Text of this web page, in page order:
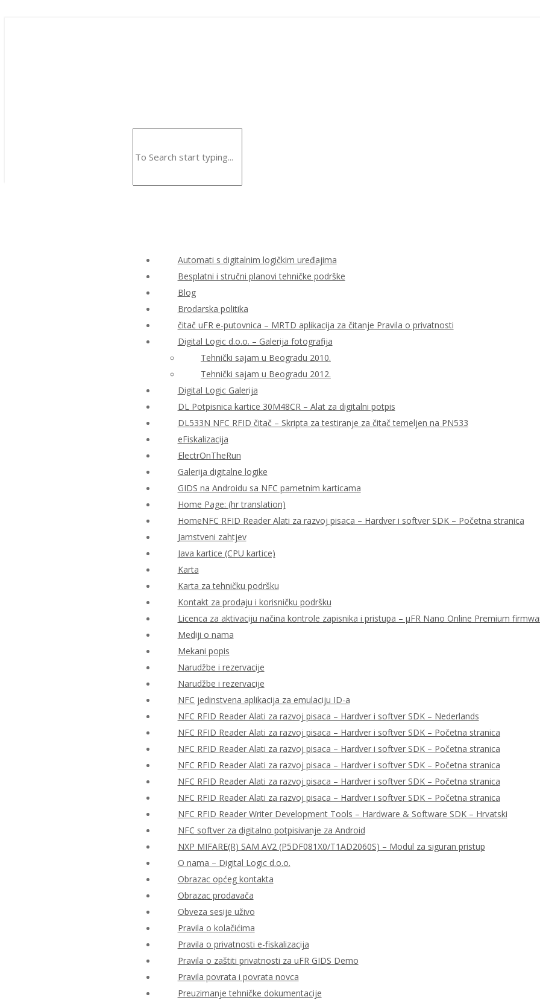
Automati s digitalnim logičkim uređajima
Besplatni i stručni planovi tehničke podrške
Blog
Brodarska politika
čitač uFR e-putovnica – MRTD aplikacija za čitanje Pravila o privatnosti
Digital Logic d.o.o. – Galerija fotografija
Tehnički sajam u Beogradu 2010.
Tehnički sajam u Beogradu 2012.
Digital Logic Galerija
DL Potpisnica kartice 30M48CR – Alat za digitalni potpis
DL533N NFC RFID čitač – Skripta za testiranje za čitač temeljen na PN533
eFiskalizacija
ElectrOnTheRun
Galerija digitalne logike
GIDS na Androidu sa NFC pametnim karticama
Home Page: (hr translation)
HomeNFC RFID Reader Alati za razvoj pisaca – Hardver i softver SDK – Početna stranica
Jamstveni zahtjev
Java kartice (CPU kartice)
Karta
Karta za tehničku podršku
Kontakt za prodaju i korisničku podršku
Licenca za aktivaciju načina kontrole zapisnika i pristupa – μFR Nano Online Premium
Mediji o nama
Mekani popis
Narudžbe i rezervacije
Narudžbe i rezervacije
NFC jedinstvena aplikacija za emulaciju ID-a
NFC RFID Reader Alati za razvoj pisaca – Hardver i softver SDK – Nederlands
NFC RFID Reader Alati za razvoj pisaca – Hardver i softver SDK – Početna stranica
NFC RFID Reader Alati za razvoj pisaca – Hardver i softver SDK – Početna stranica
NFC RFID Reader Alati za razvoj pisaca – Hardver i softver SDK – Početna stranica
NFC RFID Reader Alati za razvoj pisaca – Hardver i softver SDK – Početna stranica
NFC RFID Reader Alati za razvoj pisaca – Hardver i softver SDK – Početna stranica
NFC RFID Reader Writer Development Tools – Hardware & Software SDK – Hrvatski
NFC softver za digitalno potpisivanje za Android
NXP MIFARE(R) SAM AV2 (P5DF081X0/T1AD2060S) – Modul za siguran pristup
O nama – Digital Logic d.o.o.
Obrazac općeg kontakta
Obrazac prodavača
Obveza sesije uživo
Pravila o kolačićima
Pravila o privatnosti e-fiskalizacija
Pravila o zaštiti privatnosti za uFR GIDS Demo
Pravila povrata i povrata novca
Preuzimanje tehničke dokumentacije